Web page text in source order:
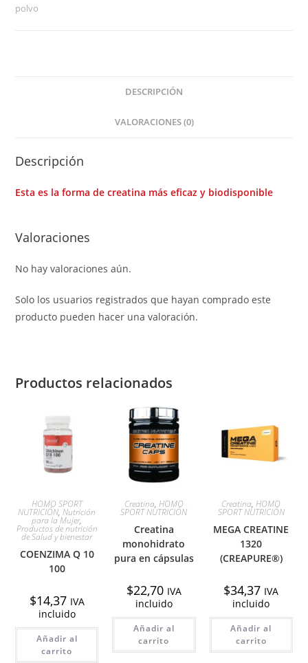
polvo
DESCRIPCIÓN
VALORACIONES (0)
Descripción
Esta es la forma de creatina más eficaz y biodisponible
Valoraciones
No hay valoraciones aún.
Solo los usuarios registrados que hayan comprado este
producto pueden hacer una valoración.
Productos relacionados
HOMO SPORT
NUTRICIÓN,Nutrición
para la Mujer,
Productos de nutrición
de Salud y bienestar
COENZIMA Q 10
100
$14,37 IVA
incluido
Añadir al
carrito
Creatina, HOMO
SPORT NUTRICIÓN
Creatina
monohidrato
pura en cápsulas
$22,70 IVA
incluido
Añadir al
carrito
Creatina,HOMO
SPORT NUTRICIÓN
MEGA CREATINE
1320
(CREAPURE®)
$34,37 IVA
incluido
Añadir al
carrito